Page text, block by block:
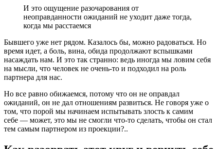
И это ощущение разочарования от
неоправданности ожиданий не уходит даже тогда,
когда мы расстаемся
Бывшего уже нет рядом. Казалось бы, можно радоваться. Но
время идет, а боль, вина, обида продолжают вспышками
насаждать нам. И это так странно: ведь иногда мы ловим себя
на мысли, что человек не очень-то и подходил на роль
партнера для нас.
Но все равно обижаемся, потому что он не оправдал
ожиданий, он не дал отношениям развиться. Не говоря уже о
том, что порой мы начинаем испытывать злость к самим
себе — может, это мы не смогли что-то сделать, чтобы он стал
тем самым партнером из проекции?..